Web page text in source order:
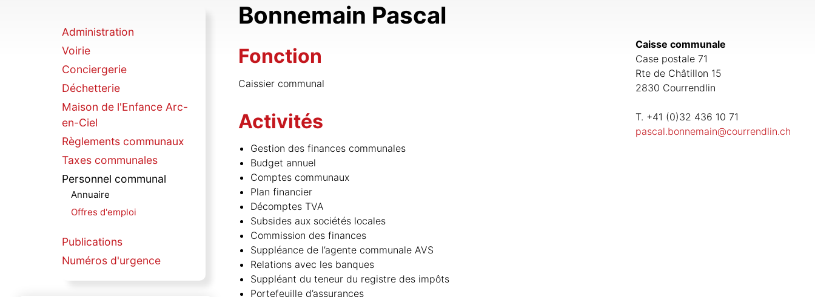
Administration
Voirie
Conciergerie
Déchetterie
Maison de l'Enfance Arc-
en-Ciel
Règlements communaux
Taxes communales
Personnel communal
Annuaire
Offres d'emploi
Publications
Numéros d'urgence
Bonnemain Pascal
Fonction
Caissier communal
Activités
Gestion des finances communales
Budget annuel
Comptes communaux
Plan financier
Décomptes TVA
Subsides aux sociétés locales
Commission des finances
Suppléance de l’agente communale AVS
Relations avec les banques
Suppléant du teneur du registre des impôts
Portefeuille d’assurances
Caisse communale
Case postale 71
Rte de Châtillon 15
2830 Courrendlin
T. +41 (0)32 436 10 71
pascal.bonnemain@courrendlin.ch